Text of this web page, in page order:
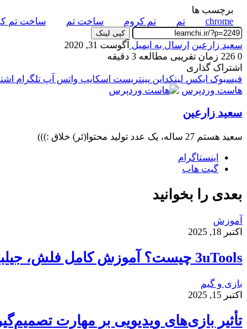
برچسب ها
chrome
تم تم کروم ساخت تم ساخت تم
کپی لینک
سعید زارعین ارسال به ایمیل آگوست 31, 2020
0
زمان تقریبی مطالعه 3 دقیقه
اشتراک گذاری
فیسبوک ایکس لینکداین پینتریست اسکایپ واتس آپ تلگرام
هاست وردپرس
سعید زارعین
سعید هستم 27 ساله، یک عدد تولید محتوا(ئر) خلاق :)))
اینستاگرام
گیت ‌هاب
بعدی را بخوانید
آموزش
اکتبر 18, 2025
3uTools چیست؟ آموزش کامل فلش، جیلبریک و انتقال فایل در آیفون
بازی و گیم
اکتبر 15, 2025
تأثیر بازی‌های ویدیویی بر مهارت